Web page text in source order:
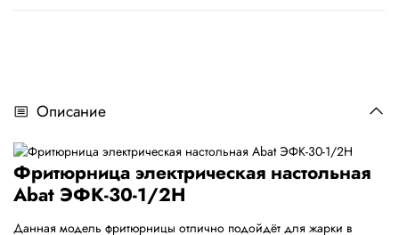
Описание
Фритюрница электрическая настольная
Abat ЭФК-30-1/2Н
Данная модель фритюрницы отлично подойдёт для жарки в